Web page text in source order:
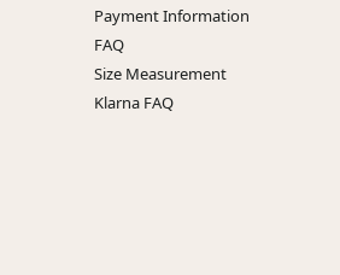
Payment Information
FAQ
Size Measurement
Klarna FAQ